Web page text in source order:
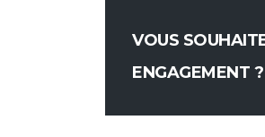
VOUS
ENGAGEMENT ?